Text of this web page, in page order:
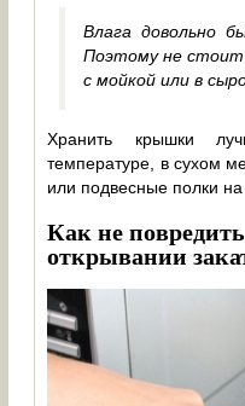
Влага довольно
Поэтому не стоит
с мойкой или в
Хранить крышки
температуре, в сухом
или подвесные полки на
Как не
открывании